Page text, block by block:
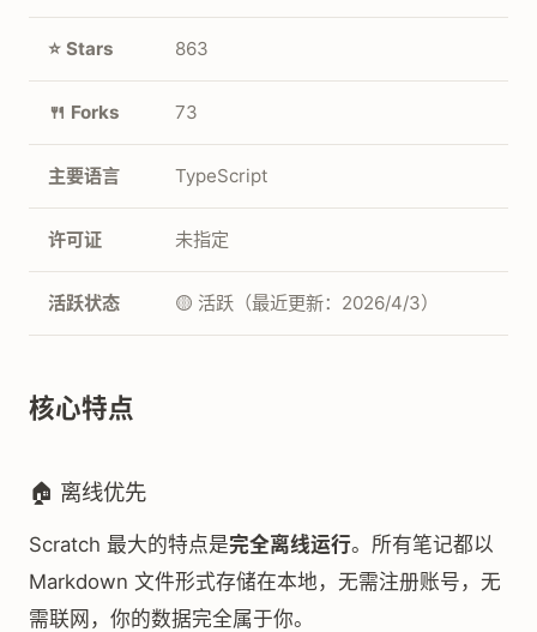
⭐ Stars 863
🍴 Forks 73
主要语言 TypeScript
许可证 未指定
活跃状态 🟡 活跃（最近更新：2026/4/3）
核心特点
🏠 离线优先
Scratch 最大的特点是完全离线运行。所有笔记都以
Markdown 文件形式存储在本地，无需注册账号，无
需联网，你的数据完全属于你。